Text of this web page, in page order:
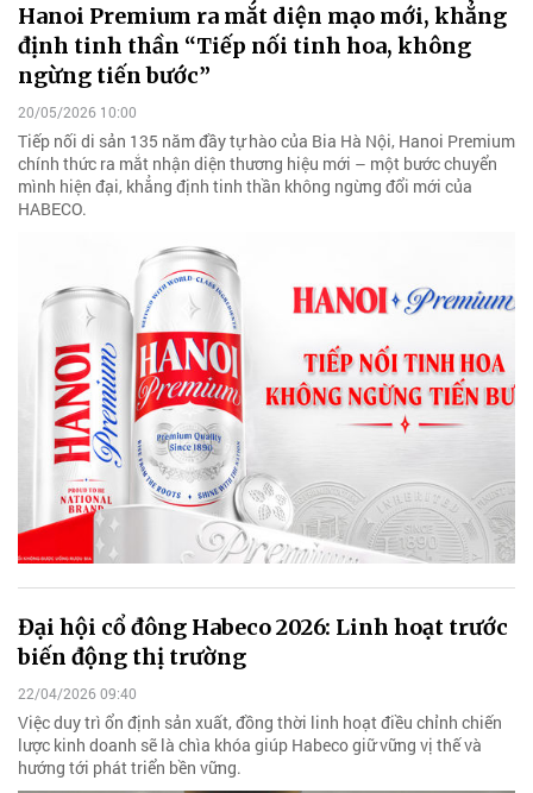
Hanoi Premium ra mắt diện mạo mới, khẳng
định tinh thần “Tiếp nối tinh hoa, không
ngừng tiến bước”
20/05/2026 10:00
Tiếp nối di sản 135 năm đầy tự hào của Bia Hà Nội, Hanoi Premium
chính thức ra mắt nhận diện thương hiệu mới – một bước chuyển
mình hiện đại, khẳng định tinh thần không ngừng đổi mới của
HABECO.
Đại hội cổ đông Habeco 2026: Linh hoạt trước
biến động thị trường
22/04/2026 09:40
Việc duy trì ổn định sản xuất, đồng thời linh hoạt điều chỉnh chiến
lược kinh doanh sẽ là chìa khóa giúp Habeco giữ vững vị thế và
hướng tới phát triển bền vững.